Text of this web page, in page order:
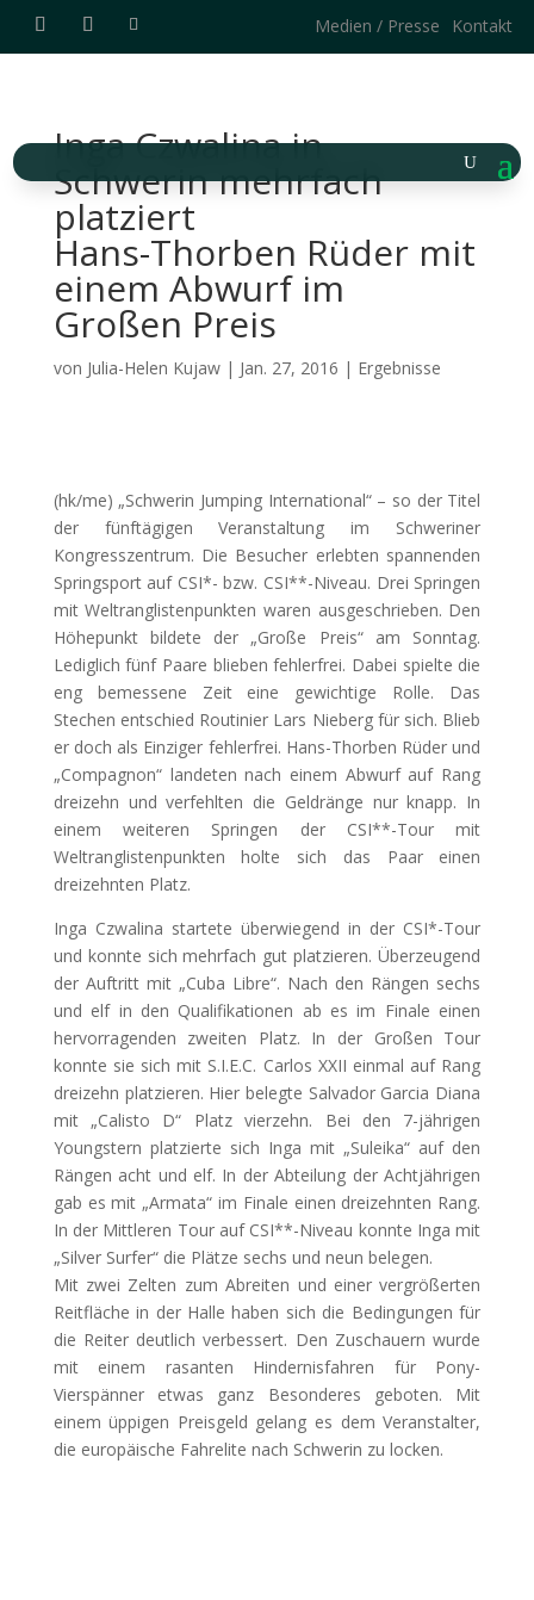
Medien / Presse Kontakt
Inga Czwalina in
Schwerin mehrfach
platziert
Hans-Thorben Rüder mit
einem Abwurf im
Großen Preis
von Julia-Helen Kujaw| Jan. 27, 2016 | Ergebnisse
(hk/me) „Schwerin Jumping International“ – so der Titel
der fünftägigen Veranstaltung im Schweriner
Kongresszentrum. Die Besucher erlebten spannenden
Springsport auf CSI*- bzw. CSI**-Niveau. Drei Springen
mit Weltranglistenpunkten waren ausgeschrieben. Den
Höhepunkt bildete der „Große Preis“ am Sonntag.
Lediglich fünf Paare blieben fehlerfrei. Dabei spielte die
eng bemessene Zeit eine gewichtige Rolle. Das
Stechen entschied Routinier Lars Nieberg für sich. Blieb
er doch als Einziger fehlerfrei. Hans-Thorben Rüder und
„Compagnon“ landeten nach einem Abwurf auf Rang
dreizehn und verfehlten die Geldränge nur knapp. In
einem weiteren Springen der CSI**-Tour mit
Weltranglistenpunkten holte sich das Paar einen
dreizehnten Platz.
Inga Czwalina startete überwiegend in der CSI*-Tour
und konnte sich mehrfach gut platzieren. Überzeugend
der Auftritt mit „Cuba Libre“. Nach den Rängen sechs
und elf in den Qualifikationen ab es im Finale einen
hervorragenden zweiten Platz. In der Großen Tour
konnte sie sich mit S.I.E.C. Carlos XXII einmal auf Rang
dreizehn platzieren. Hier belegte Salvador Garcia Diana
mit „Calisto D“ Platz vierzehn. Bei den 7-jährigen
Youngstern platzierte sich Inga mit „Suleika“ auf den
Rängen acht und elf. In der Abteilung der Achtjährigen
gab es mit „Armata“ im Finale einen dreizehnten Rang.
In der Mittleren Tour auf CSI**-Niveau konnte Inga mit
„Silver Surfer“ die Plätze sechs und neun belegen.
Mit zwei Zelten zum Abreiten und einer vergrößerten
Reitfläche in der Halle haben sich die Bedingungen für
die Reiter deutlich verbessert. Den Zuschauern wurde
mit einem rasanten Hindernisfahren für Pony-
Vierspänner etwas ganz Besonderes geboten. Mit
einem üppigen Preisgeld gelang es dem Veranstalter,
die europäische Fahrelite nach Schwerin zu locken.